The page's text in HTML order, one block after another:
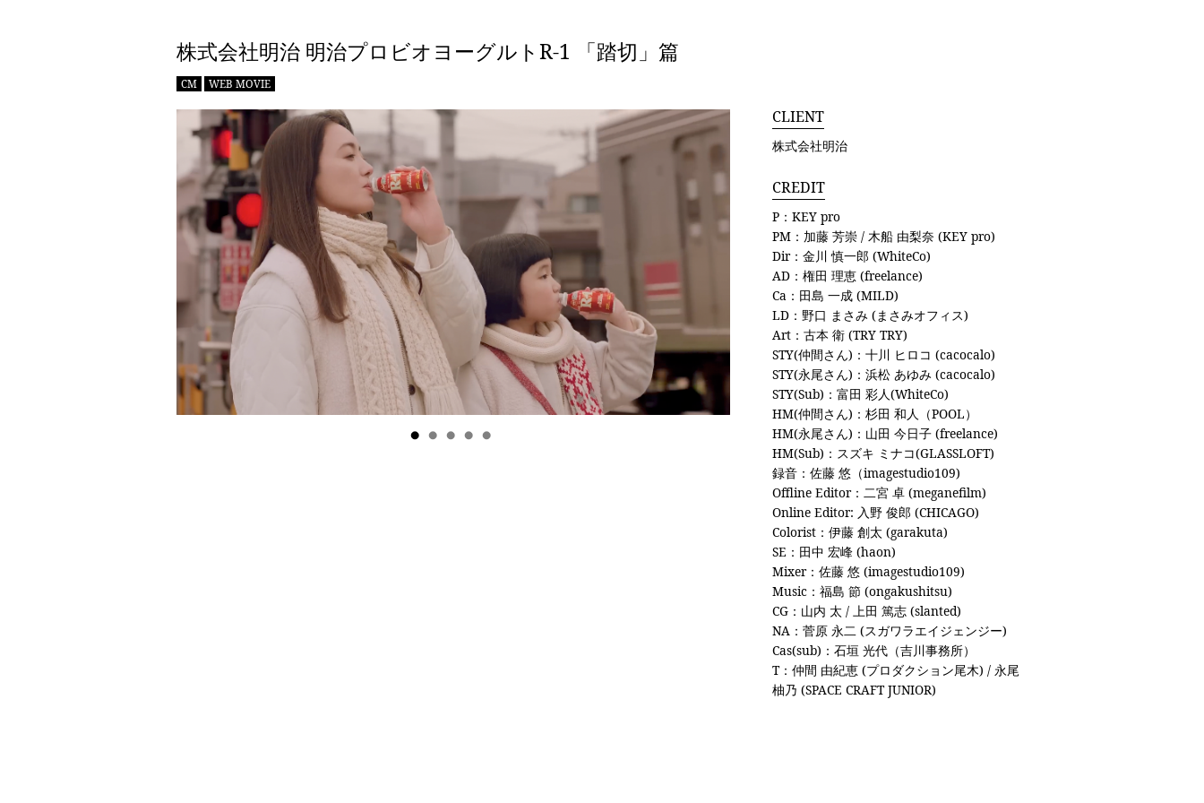
株式会社明治 明治プロビオヨーグルトR-1 「踏切」篇
CM WEB MOVIE
CLIENT
株式会社明治
CREDIT
P：KEY pro
PM：加藤 芳崇 / 木船 由梨奈 (KEY pro)
Dir：金川 慎一郎 (WhiteCo)
AD：権田 理恵 (freelance)
Ca：田島 一成 (MILD)
LD：野口 まさみ (まさみオフィス)
Art：古本 衛 (TRY TRY)
STY(仲間さん)：十川 ヒロコ (cacocalo)
STY(永尾さん)：浜松 あゆみ (cacocalo)
STY(Sub)：富田 彩人(WhiteCo)
HM(仲間さん)：杉田 和人（POOL）
HM(永尾さん)：山田 今日子 (freelance)
HM(Sub)：スズキ ミナコ(GLASSLOFT)
録音：佐藤 悠（imagestudio109)
Offline Editor：二宮 卓 (meganefilm)
Online Editor: 入野 俊郎 (CHICAGO)
Colorist：伊藤 創太 (garakuta)
SE：田中 宏峰 (haon)
Mixer：佐藤 悠 (imagestudio109)
Music：福島 節 (ongakushitsu)
CG：山内 太 / 上田 篤志 (slanted)
NA：菅原 永二 (スガワラエイジェンジー)
Cas(sub)：石垣 光代（吉川事務所）
T：仲間 由紀恵 (プロダクション尾木) / 永尾
柚乃 (SPACE CRAFT JUNIOR)